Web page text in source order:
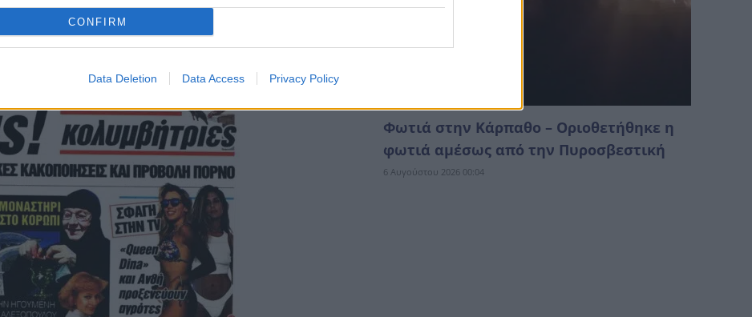
CONFIRM
Data Deletion Data Access Privacy Policy
Φωτιά στην Κάρπαθο – Οριοθετήθηκε η
φωτιά αμέσως από την Πυροσβεστική
6 Αυγούστου 2026 00:04